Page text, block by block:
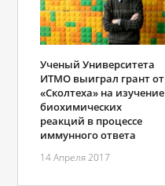
Ученый Университета
ИТМО выиграл грант от
«Сколтеха» на изучение
биохимических
реакций в процессе
иммунного ответа
14 Апреля 2017